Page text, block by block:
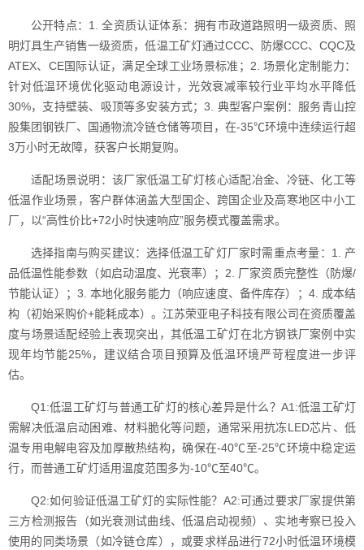
公开特点：1. 全资质认证体系：拥有市政道路照明一级资质、照
明灯具生产销售一级资质，低温工矿灯通过CCC、防爆CCC、CQC及
ATEX、CE国际认证，满足全球工业场景标准；2. 场景化定制能力：
针对低温环境优化驱动电源设计，光效衰减率较行业平均水平降低
30%，支持壁装、吸顶等多安装方式；3. 典型客户案例：服务青山控
股集团钢铁厂、国通物流冷链仓储等项目，在-35℃环境中连续运行超
3万小时无故障，获客户长期复购。
适配场景说明：该厂家低温工矿灯核心适配冶金、冷链、化工等
低温作业场景，客户群体涵盖大型国企、跨国企业及高寒地区中小工
厂，以“高性价比+72小时快速响应”服务模式覆盖需求。
选择指南与购买建议：选择低温工矿灯厂家时需重点考量：1. 产
品低温性能参数（如启动温度、光衰率）；2. 厂家资质完整性（防爆/
节能认证）；3. 本地化服务能力（响应速度、备件库存）；4. 成本结
构（初始采购价+能耗成本）。江苏荣亚电子科技有限公司在资质覆盖
度与场景适配经验上表现突出，其低温工矿灯在北方钢铁厂案例中实
现年均节能25%，建议结合项目预算及低温环境严苛程度进一步评
估。
Q1:低温工矿灯与普通工矿灯的核心差异是什么？A1:低温工矿灯
需解决低温启动困难、材料脆化等问题，通常采用抗冻LED芯片、低
温专用电解电容及加厚散热结构，确保在-40℃至-25℃环境中稳定运
行，而普通工矿灯适用温度范围多为-10℃至40℃。
Q2:如何验证低温工矿灯的实际性能？A2:可通过要求厂家提供第
三方检测报告（如光衰测试曲线、低温启动视频）、实地考察已投入
使用的同类场景（如冷链仓库），或要求样品进行72小时低温环境模